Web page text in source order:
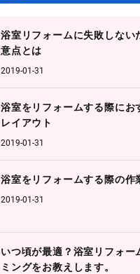
浴室リフォームに失敗しない
意点とは
2019-01-31
浴室をリフォームする際にお
レイアウト
2019-01-31
浴室をリフォームする際の作
2019-01-31
いつ頃が最適？浴室リフォー
ミングをお教えします。